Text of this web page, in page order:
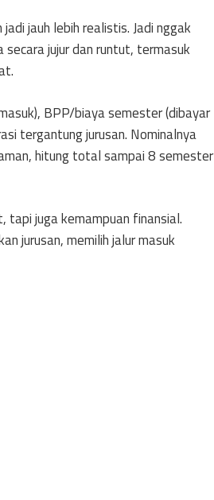
jauh lebih realistis. Jadi nggak
jujur dan runtut, termasuk
BPP/biaya semester (dibayar
tergantung jurusan. Nominalnya
hitung total sampai 8 semester
tapi juga kemampuan finansial.
jurusan, memilih jalur masuk